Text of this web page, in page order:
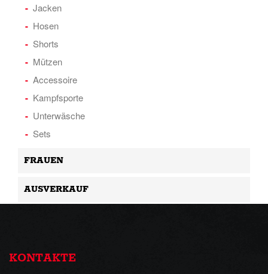
Jacken
Hosen
Shorts
Mützen
Accessoire
Kampfsporte
Unterwäsche
Sets
FRAUEN
AUSVERKAUF
KONTAKTE